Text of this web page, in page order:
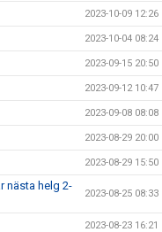
2023-10-09 12:26
2023-10-04 08:24
2023-09-15 20:50
2023-09-12 10:47
2023-09-08 08:08
2023-08-29 20:00
2023-08-29 15:50
nästa helg 2-
2023-08-25 08:33
2023-08-23 16:21